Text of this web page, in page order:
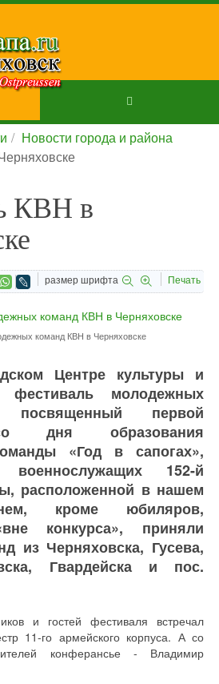
Новости города и района
КВН в
размер шрифта Печать
команд КВН в Черняховске
Центре культуры и
фестиваль молодежных
первой
дня образования
«Год в сапогах»,
152-й
расположенной в нашем
кроме юбиляров,
конкурса», приняли
из Черняховска, Гусева,
Гвардейска и пос.
и гостей фестиваля встречал
11-го армейского корпуса. А со
конферансье - Владимир